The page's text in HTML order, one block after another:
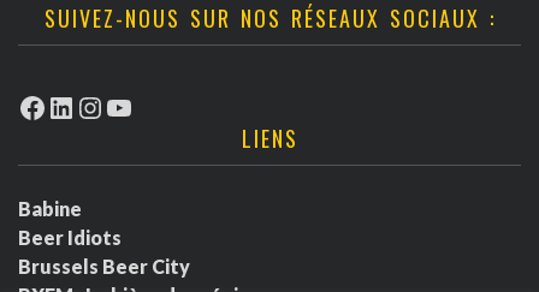
SUIVEZ-NOUS SUR NOS RÉSEAUX SOCIAUX :
Facebook
LinkedIn
Instagram
YouTube
LIENS
Babine
Beer Idiots
Brussels Beer City